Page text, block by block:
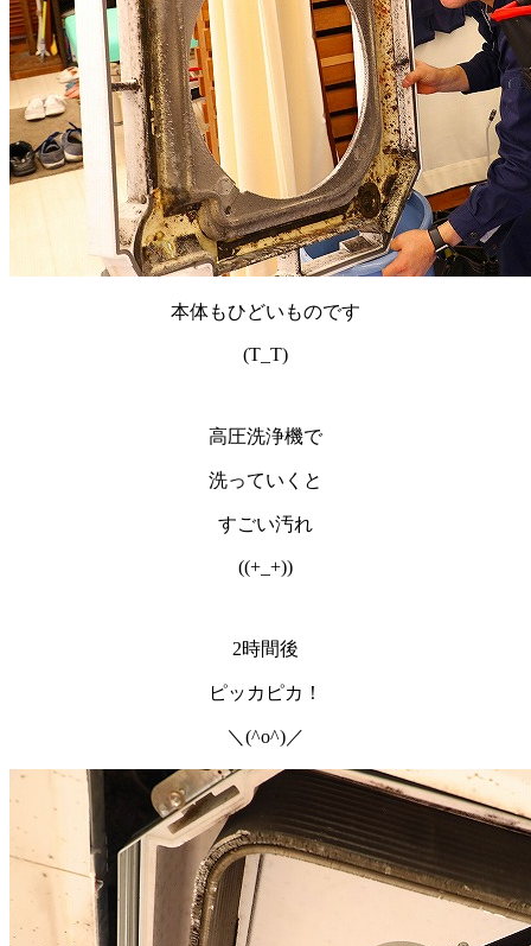
本体もひどいものです
(T_T)
高圧洗浄機で
洗っていくと
すごい汚れ
((+_+))
2時間後
ピッカピカ！
＼(^o^)／